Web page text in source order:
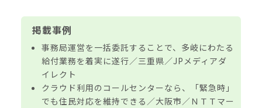
掲載事例
事務局運営を一括委託することで、多岐にわたる
給付業務を着実に遂行／三重県／JPメディアダ
イレクト
クラウド利用のコールセンターなら、「緊急時」
でも住民対応を維持できる／大阪市／ＮＴＴマー